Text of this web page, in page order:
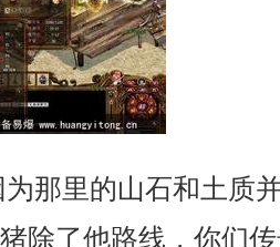
那里的山石和土质
除了他路线，你们